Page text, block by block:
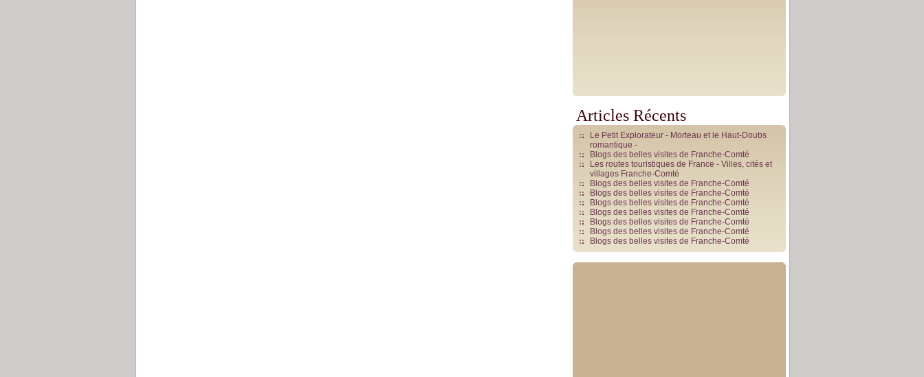
Articles Récents
Le Petit Explorateur - Morteau et le Haut-Doubs
romantique -
Blogs des belles visites de Franche-Comté
Les routes touristiques de France - Villes, cités et
villages Franche-Comté
Blogs des belles visites de Franche-Comté
Blogs des belles visites de Franche-Comté
Blogs des belles visites de Franche-Comté
Blogs des belles visites de Franche-Comté
Blogs des belles visites de Franche-Comté
Blogs des belles visites de Franche-Comté
Blogs des belles visites de Franche-Comté